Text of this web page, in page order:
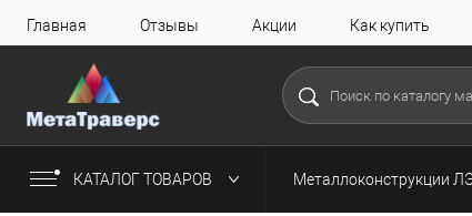
Главная Отзывы Акции Как купить
КАТАЛОГ ТОВАРОВ Металлоконструкции